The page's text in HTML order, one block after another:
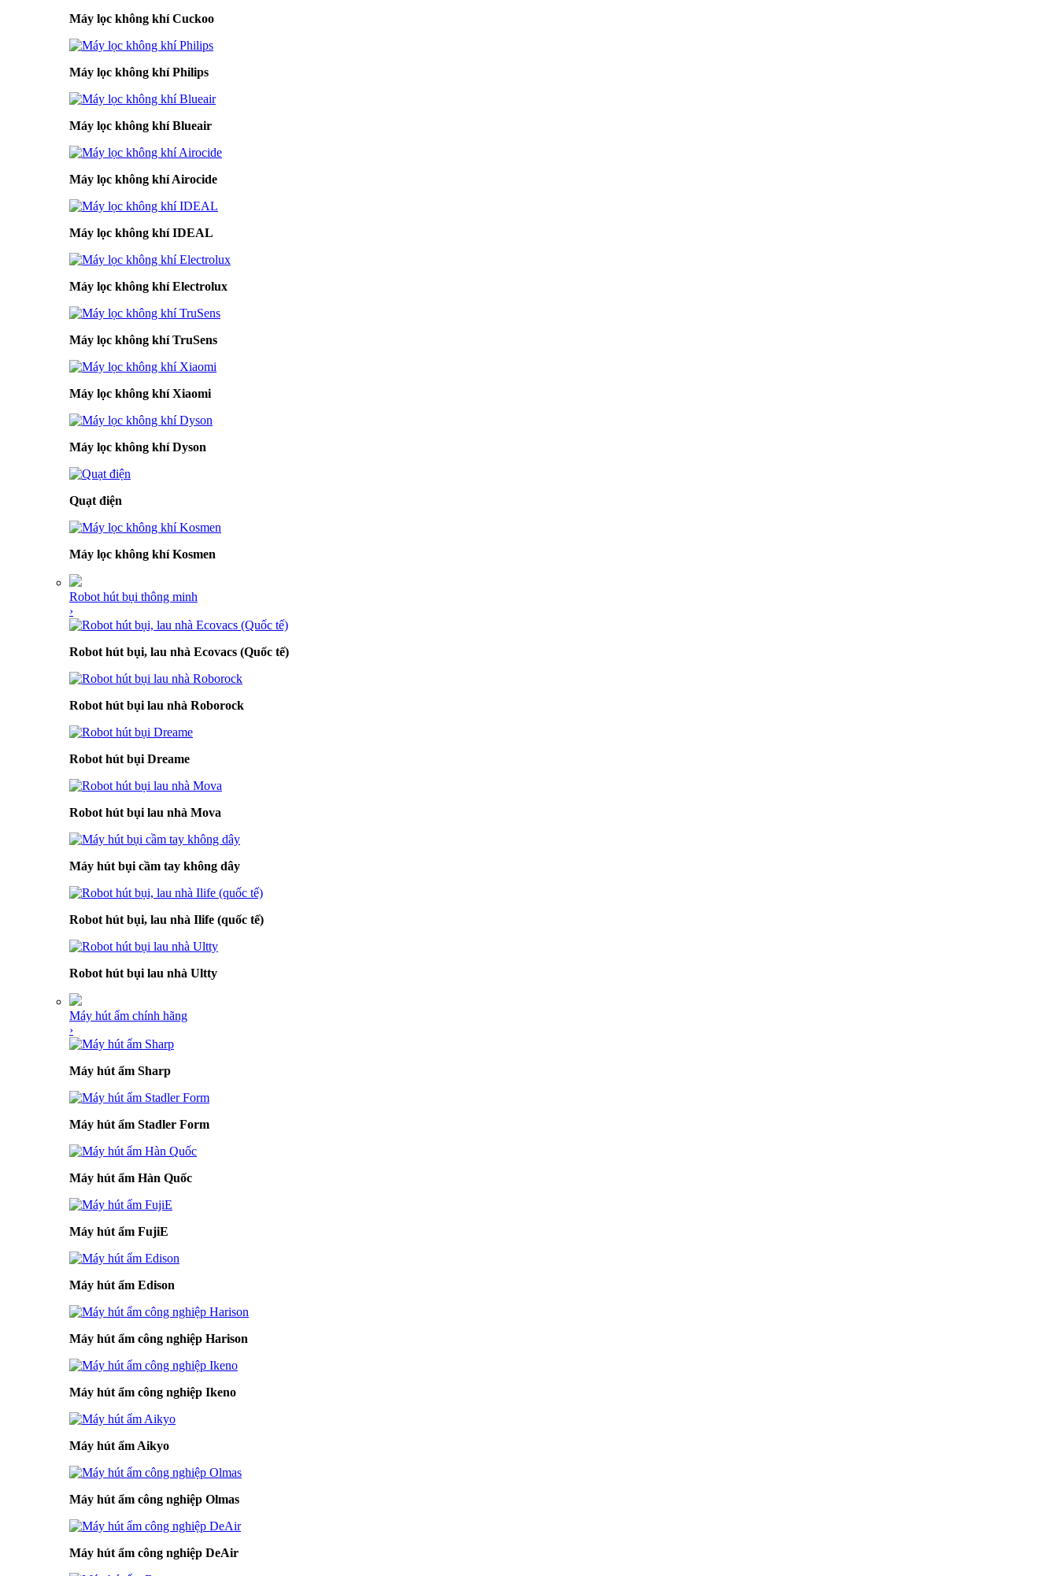
Máy lọc không khí Cuckoo
Máy lọc không khí Philips
Máy lọc không khí Blueair
Máy lọc không khí Airocide
Máy lọc không khí IDEAL
Máy lọc không khí Electrolux
Máy lọc không khí TruSens
Máy lọc không khí Xiaomi
Máy lọc không khí Dyson
Quạt điện
Máy lọc không khí Kosmen
Robot hút bụi thông minh
›
Robot hút bụi, lau nhà Ecovacs (Quốc tế)
Robot hút bụi lau nhà Roborock
Robot hút bụi Dreame
Robot hút bụi lau nhà Mova
Máy hút bụi cầm tay không dây
Robot hút bụi, lau nhà Ilife (quốc tế)
Robot hút bụi lau nhà Ultty
Máy hút ẩm chính hãng
›
Máy hút ẩm Sharp
Máy hút ẩm Stadler Form
Máy hút ẩm Hàn Quốc
Máy hút ẩm FujiE
Máy hút ẩm Edison
Máy hút ẩm công nghiệp Harison
Máy hút ẩm công nghiệp Ikeno
Máy hút ẩm Aikyo
Máy hút ẩm công nghiệp Olmas
Máy hút ẩm công nghiệp DeAir